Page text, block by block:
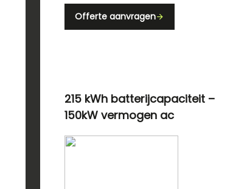
Offerte aanvragen
215 kWh batterijcapaciteit –
150kW vermogen ac